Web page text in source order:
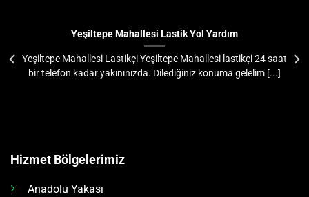
Yeşiltepe Mahallesi Lastik Yol Yardım
Yeşiltepe Mahallesi Lastikçi Yeşiltepe Mahallesi lastikçi 24 saat
bir telefon kadar yakınınızda. Dilediğiniz konuma gelelim [...]
Hizmet Bölgelerimiz
Anadolu Yakası